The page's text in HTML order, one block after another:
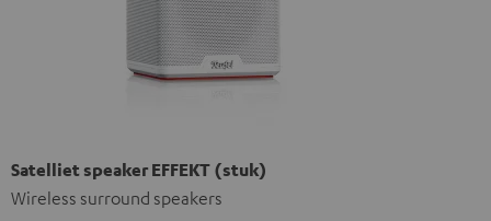
Satelliet speaker EFFEKT (stuk)
Wireless surround speakers